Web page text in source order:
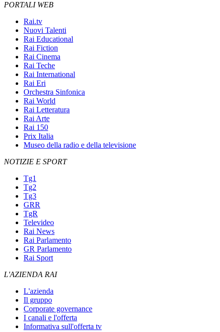
PORTALI WEB
Rai.tv
Nuovi Talenti
Rai Educational
Rai Fiction
Rai Cinema
Rai Teche
Rai International
Rai Eri
Orchestra Sinfonica
Rai World
Rai Letteratura
Rai Arte
Rai 150
Prix Italia
Museo della radio e della televisione
NOTIZIE E SPORT
Tg1
Tg2
Tg3
GRR
TgR
Televideo
Rai News
Rai Parlamento
GR Parlamento
Rai Sport
L'AZIENDA RAI
L'azienda
Il gruppo
Corporate governance
I canali e l'offerta
Informativa sull'offerta tv